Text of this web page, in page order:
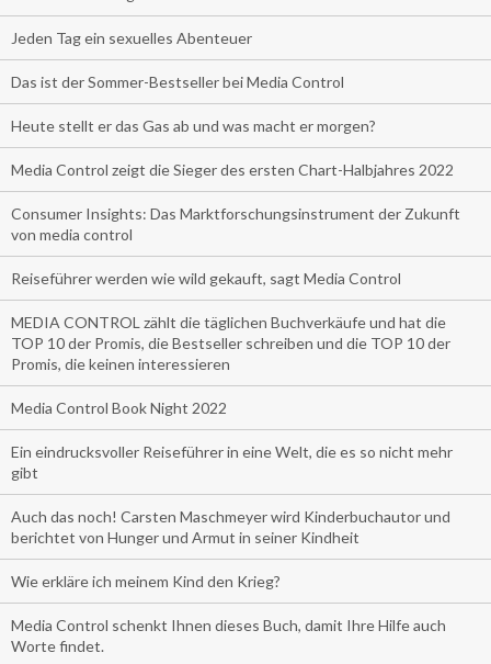
Jeden Tag ein sexuelles Abenteuer
Das ist der Sommer-Bestseller bei Media Control
Heute stellt er das Gas ab und was macht er morgen?
Media Control zeigt die Sieger des ersten Chart-Halbjahres 2022
Consumer Insights: Das Marktforschungsinstrument der Zukunft
von media control
Reiseführer werden wie wild gekauft, sagt Media Control
MEDIA CONTROL zählt die täglichen Buchverkäufe und hat die
TOP 10 der Promis, die Bestseller schreiben und die TOP 10 der
Promis, die keinen interessieren
Media Control Book Night 2022
Ein eindrucksvoller Reiseführer in eine Welt, die es so nicht mehr
gibt
Auch das noch! Carsten Maschmeyer wird Kinderbuchautor und
berichtet von Hunger und Armut in seiner Kindheit
Wie erkläre ich meinem Kind den Krieg?
Media Control schenkt Ihnen dieses Buch, damit Ihre Hilfe auch
Worte findet.